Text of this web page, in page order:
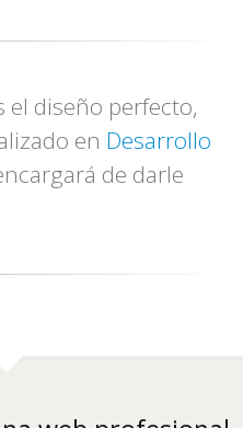
el diseño perfecto,
en Desarrollo
de darle